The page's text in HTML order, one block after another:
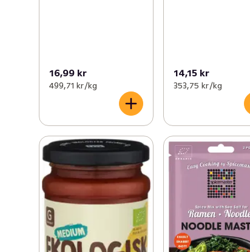
16,99 kr
499,71 kr /kg
14,15 kr
353,75 kr /kg